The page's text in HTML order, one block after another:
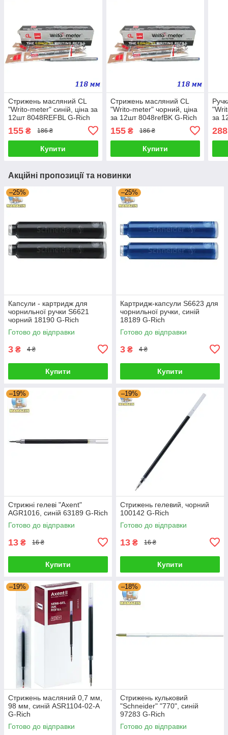
Стрижень масляний CL
"Writo-meter" синій, ціна за
12шт 8048REFBL G-Rich
155 ₴ 186 ₴
Купити
Стрижень масляний CL
"Writo-meter" чорний, ціна
за 12шт 8048refBK G-Rich
155₴ 186 ₴
Купити
за
288
Акційні пропозиції та новинки
–25%
Капсули - картридж для
чорнильної ручки S6621
чорний 18190 G-Rich
Готово до відправки
3 ₴ 4 ₴
Купити
–25%
Картридж-капсули S6623 для
чорнильної ручки, синій
18189 G-Rich
Готово до відправки
3 ₴ 4 ₴
Купити
–19%
Стрижні гелеві "Axent"
AGR1016, синій 63189 G-Rich
Готово до відправки
13 ₴ 16 ₴
Купити
–19%
Стрижень гелевий, чорний
100142 G-Rich
Готово до відправки
13 ₴ 16 ₴
Купити
–19%
Стрижень масляний 0,7 мм,
98 мм, синій ASR1104-02-A
G-Rich
Готово до відправки
–18%
Стрижень кульковий
"Schneider" "770", синій
97283 G-Rich
Готово до відправки